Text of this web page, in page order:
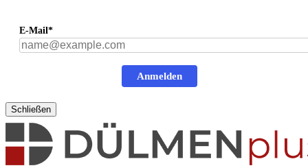
E-Mail*
Anmelden
Schließen